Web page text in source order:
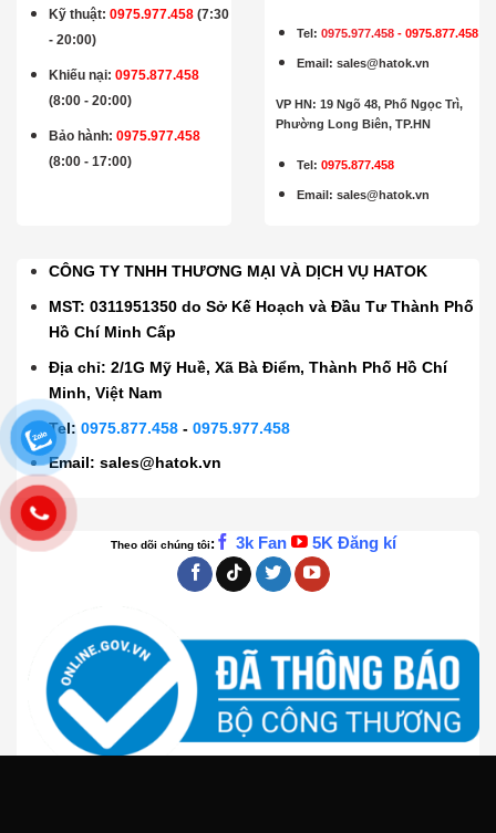
Kỹ thuật:0975.977.458 (7:30
- 20:00)
Khiếu nại: 0975.877.458
(8:00 - 20:00)
Bảo hành:0975.977.458
(8:00 - 17:00)
Tel:0975.977.458 -0975.877.458
Email:sales@hatok.vn
VP HN: 19 Ngõ 48, Phố Ngọc Trì,
Phường Long Biên, TP.HN
Tel: 0975.877.458
Email :sales@hatok.vn
CÔNG TY TNHH THƯƠNG MẠI VÀ DỊCH VỤ HATOK
MST: 0311951350 do Sở Kế Hoạch và Đầu Tư Thành Phố
Hồ Chí Minh Cấp
Địa chỉ: 2/1G Mỹ Huề, Xã Bà Điểm, Thành Phố Hồ Chí
Minh, Việt Nam
Tel:0975.877.458 -0975.977.458
Email:sales@hatok.vn
Theo dõi chúng tôi: 3k Fan 5K Đăng kí